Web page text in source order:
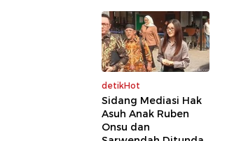
detikHot
Sidang Mediasi Hak
Asuh Anak Ruben
Onsu dan